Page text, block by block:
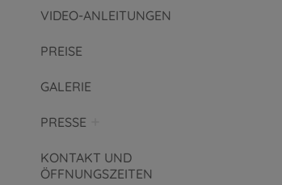
VIDEO-ANLEITUNGEN
PREISE
GALERIE
PRESSE
KONTAKT UND
ÖFFNUNGSZEITEN